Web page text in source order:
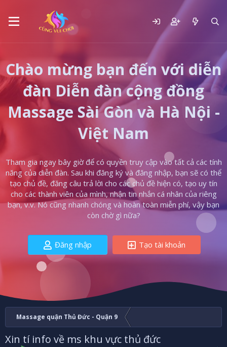
Chào mừng bạn đến với diễn
đàn Diễn đàn cộng đồng
Massage Sài Gòn và Hà Nội -
Việt Nam
Tham gia ngay bây giờ để có quyền truy cập vào tất cả các tính
năng của diễn đàn. Sau khi đăng ký và đăng nhập, bạn sẽ có thể
tạo chủ đề, đăng câu trả lời cho các chủ đề hiện có, tạo uy tín
cho các thành viên của mình, nhận tin nhắn cá nhân của riêng
bạn, v.v. Nó cũng nhanh chóng và hoàn toàn miễn phí, vậy bạn
còn chờ gì nữa?
Đăng nhập Tạo tài khoản
Massage quận Thủ Đức - Quận 9
Xin tí info về ms khu vực thủ đức